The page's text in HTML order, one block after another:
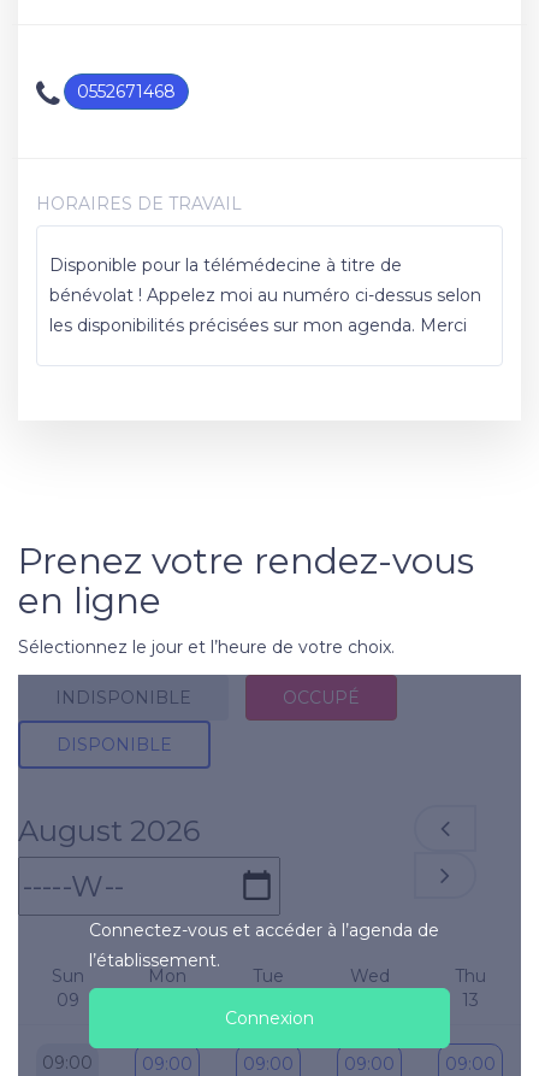
0552671468
HORAIRES DE TRAVAIL
Disponible pour la télémédecine à titre de
bénévolat ! Appelez moi au numéro ci-dessus selon
les disponibilités précisées sur mon agenda. Merci
Prenez votre rendez-vous
en ligne
Sélectionnez le jour et l’heure de votre choix.
Connectez-vous et accéder à l’agenda de
l’établissement.
Connexion
INDISPONIBLE OCCUPÉ
DISPONIBLE
August 2026
Sun
09
Mon
Tue
Wed
Thu
13
09:00
09:00
09:00
09:00
09:00